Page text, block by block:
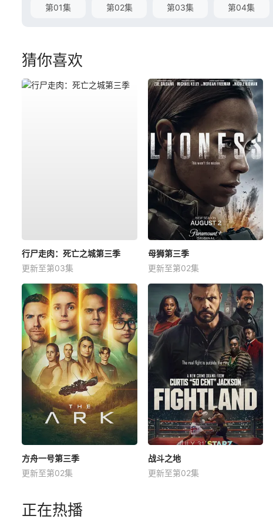
第01集 第02集 第03集 第04集
猜你喜欢
行尸走肉：死亡之城第三季
更新至第03集
母狮第三季
更新至第02集
方舟一号第三季
更新至第02集
战斗之地
更新至第02集
正在热播